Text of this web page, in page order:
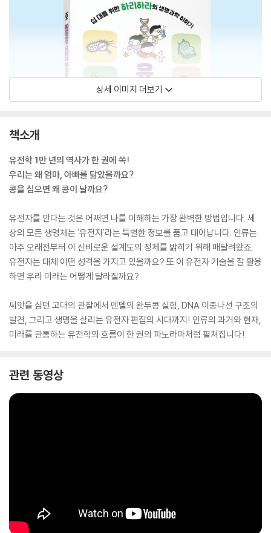
상세 이미지 더보기
책소개
유전학 1만 년의 역사가 한 권에 쏙!
우리는 왜 엄마, 아빠를 닮았을까요?
콩을 심으면 왜 콩이 날까요?
유전자를 안다는 것은 어쩌면 나를 이해하는 가장 완벽한 방법입니다. 세
상의 모든 생명체는 '유전자'라는 특별한 정보를 품고 태어납니다. 인류는
아주 오래전부터 이 신비로운 설계도의 정체를 밝히기 위해 매달려왔죠.
유전자는 대체 어떤 성격을 가지고 있을까요? 또 이 유전자 기술을 잘 활용
하면 우리 미래는 어떻게 달라질까요?
씨앗을 심던 고대의 관찰에서 멘델의 완두콩 실험, DNA 이중나선 구조의
발견, 그리고 생명을 살리는 유전자 편집의 시대까지! 인류의 과거와 현재,
미래를 관통하는 유전학의 흐름이 한 권의 파노라마처럼 펼쳐집니다!
관련 동영상